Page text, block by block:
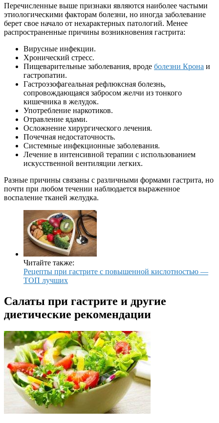
Перечисленные выше признаки являются наиболее частыми
этиологическими факторам болезни, но иногда заболевание
берет свое начало от нехарактерных патологий. Менее
распространенные причины возникновения гастрита:
Вирусные инфекции.
Хронический стресс.
Пищеварительные заболевания, вроде болезни Крона и
гастропатии.
Гастроэзофагеальная рефлюксная болезнь,
сопровождающаяся забросом желчи из тонкого
кишечника в желудок.
Употребление наркотиков.
Отравление ядами.
Осложнение хирургического лечения.
Почечная недостаточность.
Системные инфекционные заболевания.
Лечение в интенсивной терапии с использованием
искусственной вентиляции легких.
Разные причины связаны с различными формами гастрита, но
почти при любом течении наблюдается выраженное
воспаление тканей желудка.
Читайте также:
Рецепты при гастрите с повышенной кислотностью —
ТОП лучших
Салаты при гастрите и другие
диетические рекомендации